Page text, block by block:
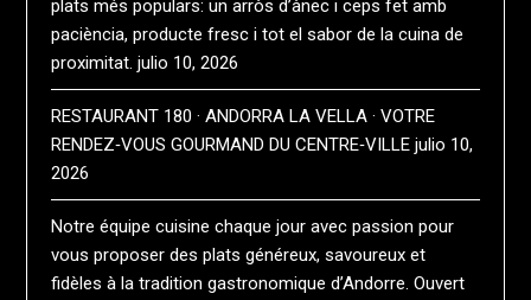
plats més populars: un arròs d’ànec i ceps fet amb
paciència, producte fresc i tot el sabor de la cuina de
proximitat. julio 10, 2026
RESTAURANT 180 · ANDORRA LA VELLA · VOTRE
RENDEZ‑VOUS GOURMAND DU CENTRE‑VILLE julio 10,
2026
Notre équipe cuisine chaque jour avec passion pour
vous proposer des plats généreux, savoureux et
fidèles à la tradition gastronomique d’Andorre. Ouvert